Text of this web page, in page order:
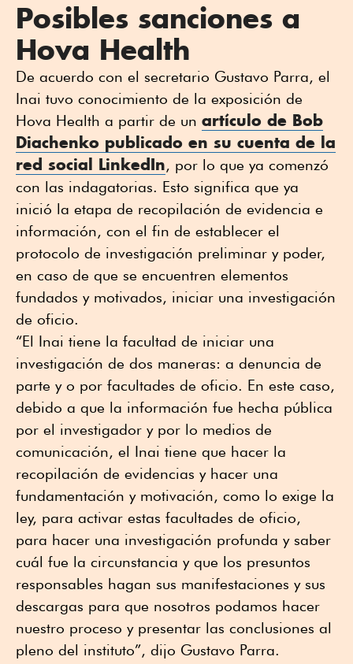
Posibles sanciones a
Hova Health
De acuerdo con el secretario Gustavo Parra, el
Inai tuvo conocimiento de la exposición de
Hova Health a partir de un artículo de Bob
Diachenko publicado en su cuenta de la
red social LinkedIn, por lo que ya comenzó
con las indagatorias. Esto significa que ya
inició la etapa de recopilación de evidencia e
información, con el fin de establecer el
protocolo de investigación preliminar y poder,
en caso de que se encuentren elementos
fundados y motivados, iniciar una investigación
de oficio.
“El Inai tiene la facultad de iniciar una
investigación de dos maneras: a denuncia de
parte y o por facultades de oficio. En este caso,
debido a que la información fue hecha pública
por el investigador y por lo medios de
comunicación, el Inai tiene que hacer la
recopilación de evidencias y hacer una
fundamentación y motivación, como lo exige la
ley, para activar estas facultades de oficio,
para hacer una investigación profunda y saber
cuál fue la circunstancia y que los presuntos
responsables hagan sus manifestaciones y sus
descargas para que nosotros podamos hacer
nuestro proceso y presentar las conclusiones al
pleno del instituto”, dijo Gustavo Parra.